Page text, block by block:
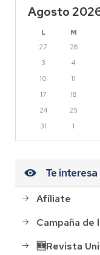
Agosto
L M
27
28
3
4
10
11
17
18
24
25
31
1
Te interesa
Afíliate
Campaña de
🆕Revista